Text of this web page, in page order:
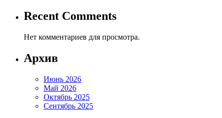
Recent Comments
Нет комментариев для просмотра.
Архив
Июнь 2026
Май 2026
Октябрь 2025
Сентябрь 2025